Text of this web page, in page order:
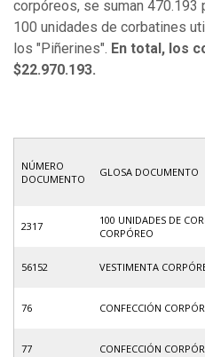
corpóreos, se suman
100 unidades de corbatines
los "Piñerines". En total, los
$22.970.193.
NÚMERO
DOCUMENTO
GLOSA DOCUMENTO
2317
100 UNIDADES DE
CORPÓREO
56152 VESTIMENTA
76 CONFECCIÓN
77 CONFECCIÓN